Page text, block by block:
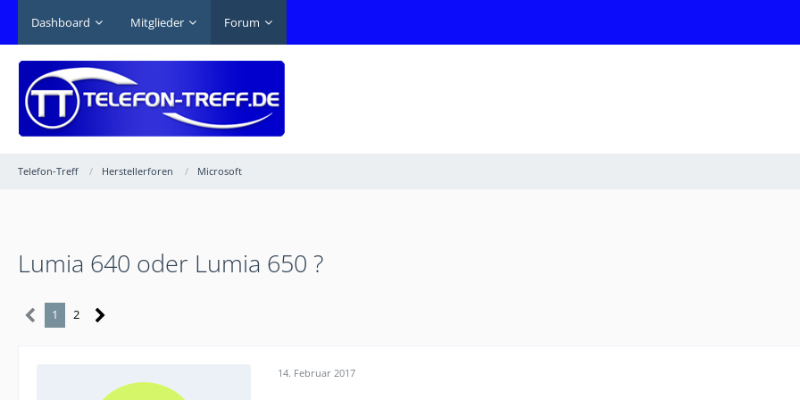
Dashboard Mitglieder Forum
Telefon-Treff Herstellerforen Microsoft
Lumia 640 oder Lumia 650 ?
1 2
14. Februar 2017